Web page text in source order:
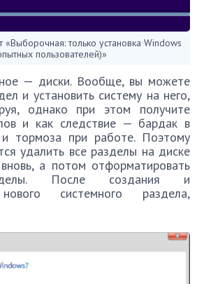
только установка Windows
пользователей)»
— диски. Вообще, вы можете
и установить систему на него,
однако при этом получите
и как следствие — бардак в
тормоза при работе. Поэтому
удалить все разделы на диске
а потом отформатировать
После создания и
системного раздела,